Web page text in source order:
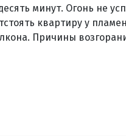
минут. Огонь не
квартиру у
Причины